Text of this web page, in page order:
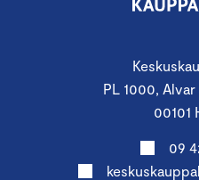
PL 1000,
00101
09